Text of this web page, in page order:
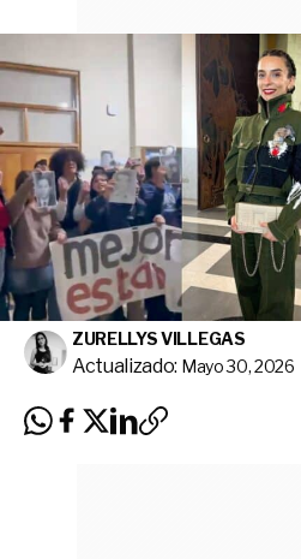
ZURELLYS VILLEGAS
Actualizado: Mayo 30, 2026